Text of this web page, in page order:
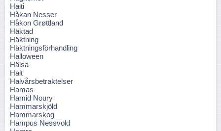
Haiti
Håkan Nesser
Håkon Grøttland
Häktad
Häktning
Häktningsförhandling
Halloween
Hälsa
Halt
Halvårsbetraktelser
Hamas
Hamid Noury
Hammarskjöld
Hammarskog
Hampus Nessvold